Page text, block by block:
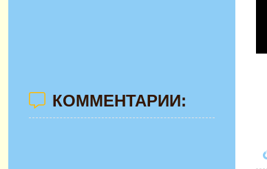
КОММЕНТАРИИ: